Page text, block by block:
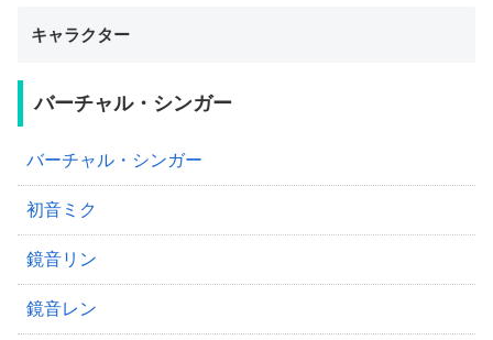
キャラクター
バーチャル・シンガー
バーチャル・シンガー
初音ミク
鏡音リン
鏡音レン